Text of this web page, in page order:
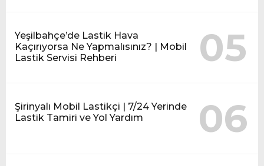
Yeşilbahçe’de Lastik Hava
Kaçırıyorsa Ne Yapmalısınız? | Mobil
Lastik Servisi Rehberi
05
Şirinyalı Mobil Lastikçi | 7/24 Yerinde
Lastik Tamiri ve Yol Yardım
06